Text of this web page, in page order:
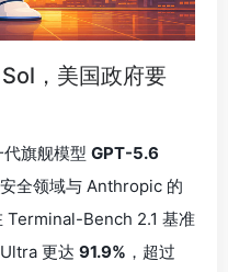
，美国政府要
旗舰模型 GPT-5.6
全领域与 Anthropic 的
Terminal-Bench 2.1 基准
更达 91.9% ，超过